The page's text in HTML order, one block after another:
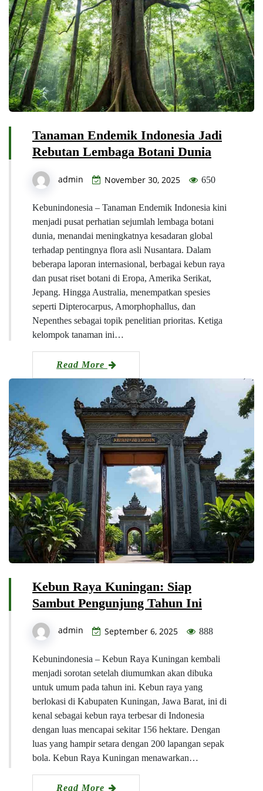
Tanaman Endemik Indonesia Jadi
Rebutan Lembaga Botani Dunia
admin November 30, 2025 650
Kebunindonesia – Tanaman Endemik Indonesia kini
menjadi pusat perhatian sejumlah lembaga botani
dunia, menandai meningkatnya kesadaran global
terhadap pentingnya flora asli Nusantara. Dalam
beberapa laporan internasional, berbagai kebun raya
dan pusat riset botani di Eropa, Amerika Serikat,
Jepang. Hingga Australia, menempatkan spesies
seperti Dipterocarpus, Amorphophallus, dan
Nepenthes sebagai topik penelitian prioritas. Ketiga
kelompok tanaman ini…
Read More
Kebun Raya Kuningan: Siap
Sambut Pengunjung Tahun Ini
admin September 6, 2025 888
Kebunindonesia – Kebun Raya Kuningan kembali
menjadi sorotan setelah diumumkan akan dibuka
untuk umum pada tahun ini. Kebun raya yang
berlokasi di Kabupaten Kuningan, Jawa Barat, ini di
kenal sebagai kebun raya terbesar di Indonesia
dengan luas mencapai sekitar 156 hektare. Dengan
luas yang hampir setara dengan 200 lapangan sepak
bola. Kebun Raya Kuningan menawarkan…
Read More